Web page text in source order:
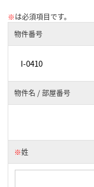
※は必須項目です。
物件番号
物件名 / 部屋番号
※姓